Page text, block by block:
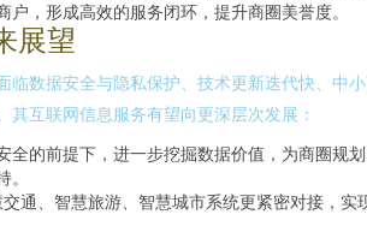
户，形成高效的服务闭环，提升商圈美誉度。
展望
临数据安全与隐私保护、技术更新迭代快、中
其互联网信息服务有望向更深层次发展：
全的前提下，进一步挖掘数据价值，为商圈规
交通、智慧旅游、智慧城市系统更紧密对接，实